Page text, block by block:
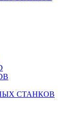
СТАНКОВ